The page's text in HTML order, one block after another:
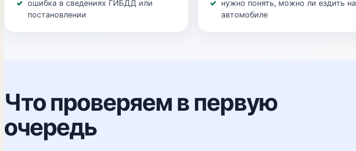
ошибка в сведениях ГИБДД или
постановлении
нужно понять, можно ли ездить на
автомобиле
Что проверяем в первую
очередь